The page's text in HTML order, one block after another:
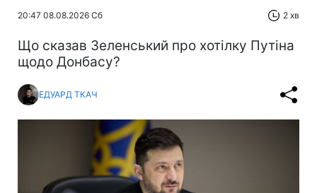
20:47 08.08.2026 Сб 2 хв
Що сказав Зеленський про хотілку Путіна
щодо Донбасу?
ЕДУАРД ТКАЧ